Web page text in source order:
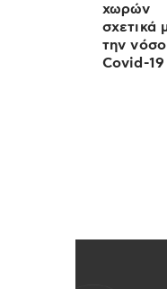
χωρών
σχετικά
την νόσο
Covid-19